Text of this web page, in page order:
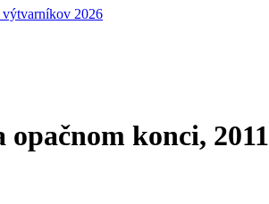
2026
opačnom konci, 2011